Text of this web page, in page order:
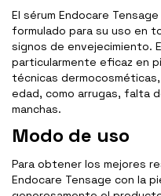
El sérum Endocare
formulado para su uso en
signos de envejecimiento.
particularmente eficaz en
técnicas
edad, como arrugas, falta
manchas.
Modo de uso
Para obtener los mejores
Endocare Tensage con la